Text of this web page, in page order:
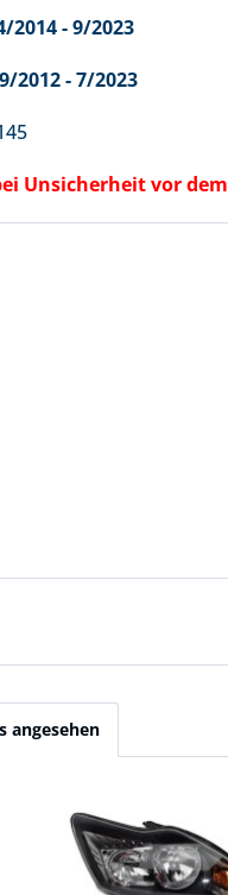
- 9/2023
2012 - 7/2023
Unsicherheit vor
angesehen